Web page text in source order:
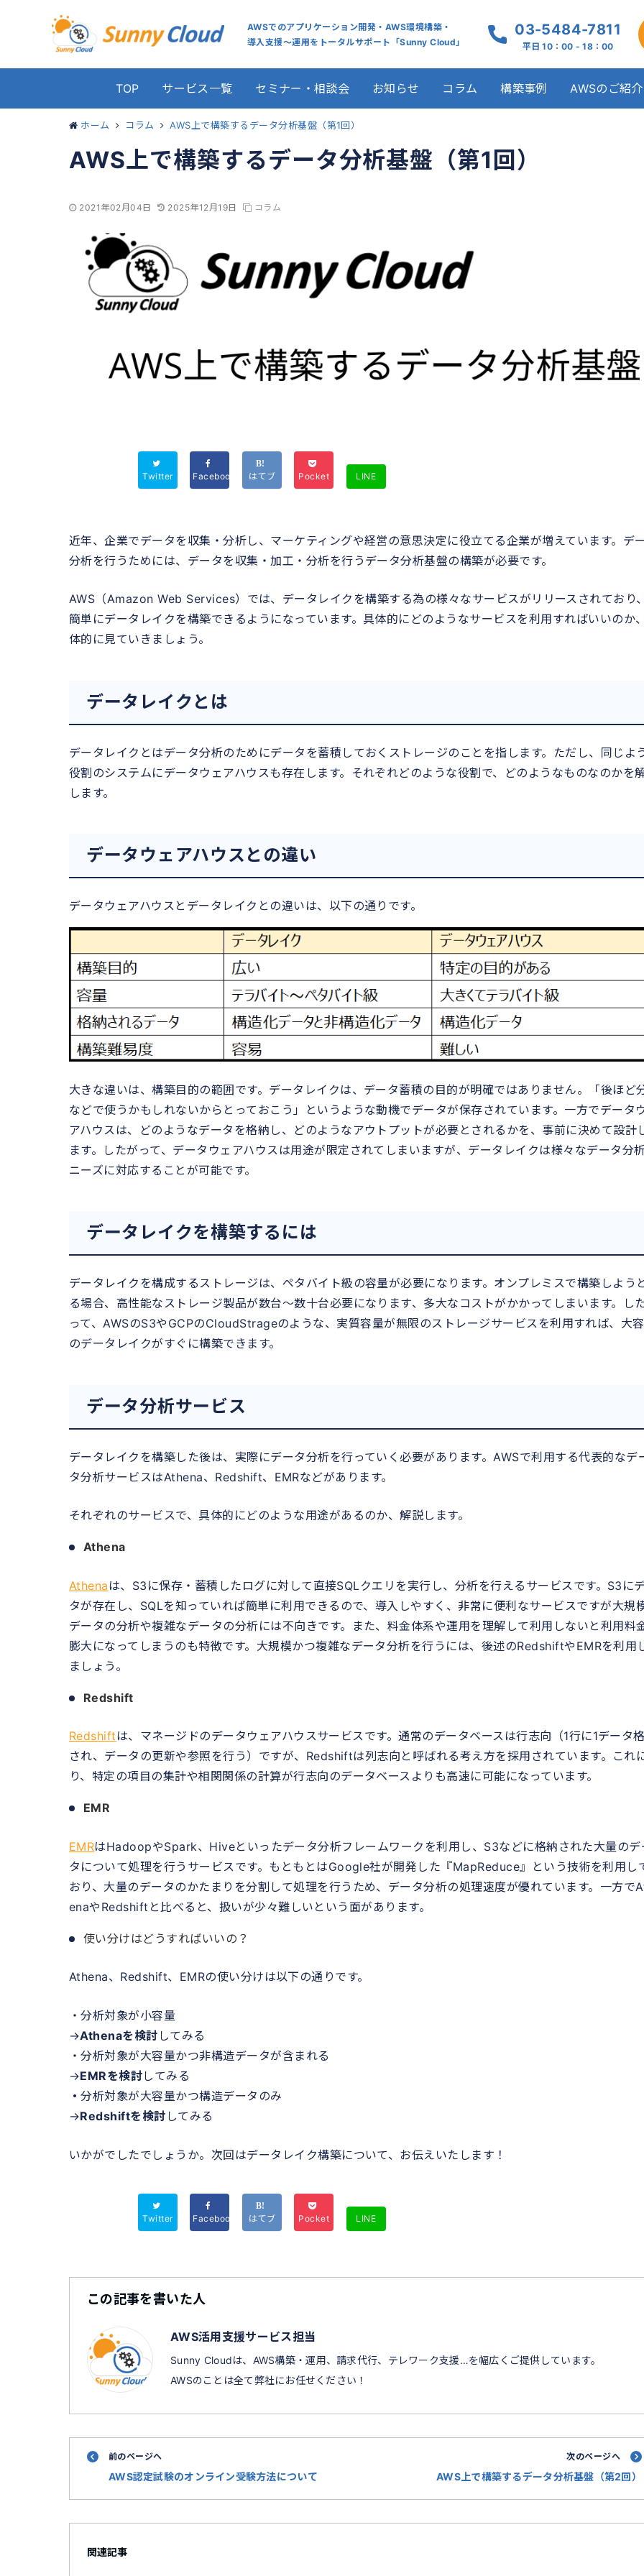
AWSでのアプリケーション開発・AWS環境構築・
導入支援～運用をトータルサポート「Sunny Cloud」
03-5484-7811
平日 10：00 - 18：00
TOP サービス一覧 セミナー・相談会 お知らせ コラム 構築事例 AWSのご紹介
ホーム コラム AWS上で構築するデータ分析基盤（第1回）
AWS上で構築するデータ分析基盤（第1回）
2021年02月04日 2025年12月19日 コラム
Twitter Facebook はてブ Pocket LINE
近年、企業でデータを収集・分析し、マーケティングや経営の意思決定に役立てる企業が増えています。デ
分析を行うためには、データを収集・加工・分析を行うデータ分析基盤の構築が必要です。
AWS（Amazon Web Services）では、データレイクを構築する為の様々なサービスがリリースされており、
簡単にデータレイクを構築できるようになっています。具体的にどのようなサービスを利用すればいいのか
体的に見ていきましょう。
データレイクとは
データレイクとはデータ分析のためにデータを蓄積しておくストレージのことを指します。ただし、同じよ
役割のシステムにデータウェアハウスも存在します。それぞれどのような役割で、どのようなものなのかを
します。
データウェアハウスとの違い
データウェアハウスとデータレイクとの違いは、以下の通りです。
大きな違いは、構築目的の範囲です。データレイクは、データ蓄積の目的が明確ではありません。「後ほど
などで使うかもしれないからとっておこう」というような動機でデータが保存されています。一方でデータ
アハウスは、どのようなデータを格納し、どのようなアウトプットが必要とされるかを、事前に決めて設計
ます。したがって、データウェアハウスは用途が限定されてしまいますが、データレイクは様々なデータ分
ニーズに対応することが可能です。
データレイクを構築するには
データレイクを構成するストレージは、ペタバイト級の容量が必要になります。オンプレミスで構築しよう
る場合、高性能なストレージ製品が数台～数十台必要になります、多大なコストがかかってしまいます。し
って、AWSのS3やGCPのCloudStrageのような、実質容量が無限のストレージサービスを利用すれば、大
のデータレイクがすぐに構築できます。
データ分析サービス
データレイクを構築した後は、実際にデータ分析を行っていく必要があります。AWSで利用する代表的なデ
タ分析サービスはAthena、Redshift、EMRなどがあります。
それぞれのサービスで、具体的にどのような用途があるのか、解説します。
Athena
Athenaは、S3に保存・蓄積したログに対して直接SQLクエリを実行し、分析を行えるサービスです。S3に
タが存在し、SQLを知っていれば簡単に利用できるので、導入しやすく、非常に便利なサービスですが大規
データの分析や複雑なデータの分析には不向きです。また、料金体系や運用を理解して利用しないと利用料
膨大になってしまうのも特徴です。大規模かつ複雑なデータ分析を行うには、後述のRedshiftやEMRを利用
ましょう。
Redshift
Redshiftは、マネージドのデータウェアハウスサービスです。通常のデータベースは行志向（1行に1データ
され、データの更新や参照を行う）ですが、Redshiftは列志向と呼ばれる考え方を採用されています。これ
り、特定の項目の集計や相関関係の計算が行志向のデータベースよりも高速に可能になっています。
EMR
EMRはHadoopやSpark、Hiveといったデータ分析フレームワークを利用し、S3などに格納された大量のデ
タについて処理を行うサービスです。もともとはGoogle社が開発した『MapReduce』という技術を利用し
おり、大量のデータのかたまりを分割して処理を行うため、データ分析の処理速度が優れています。一方で
enaやRedshiftと比べると、扱いが少々難しいという面があります。
使い分けはどうすればいいの？
Athena、Redshift、EMRの使い分けは以下の通りです。
・分析対象が小容量
→Athenaを検討 してみる
・分析対象が大容量かつ非構造データが含まれる
→EMRを検討してみる
・分析対象が大容量かつ構造データのみ
→Redshiftを検討 してみる
いかがでしたでしょうか。次回はデータレイク構築について、お伝えいたします！
Twitter Facebook はてブ Pocket LINE
この記事を書いた人
AWS活用支援サービス担当
Sunny Cloudは、AWS構築・運用、請求代行、テレワーク支援…を幅広くご提供しています。
AWSのことは全て弊社にお任せください！
前のページへ
AWS認定試験のオンライン受験方法について
次のページへ
AWS上で構築するデータ分析基盤（第2回）
関連記事